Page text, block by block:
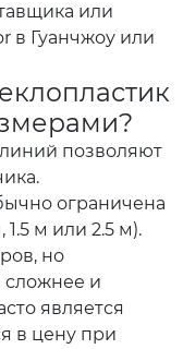
или
в Гуанчжоу или
позволяют
ограничена
м или 2.5 м).
но
сложнее и
является
в цену при